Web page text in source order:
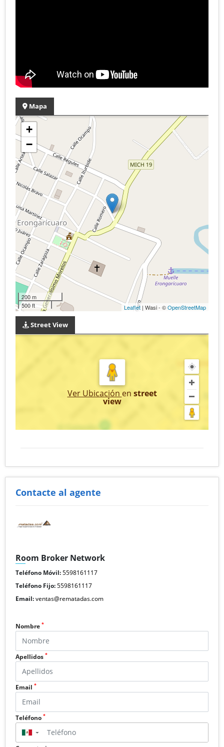
Mapa
+
−
200 m
500 ft
Leaflet | Wasi - ©OpenStreetMap
Street View
Ver Ubicación en street
view
Contacte al agente
Room Broker Network
Teléfono Móvil:5598161117
Teléfono Fijo:5598161117
Email:ventas@rematadas.com
Nombre *
Apellidos *
Email *
Teléfono *
▼